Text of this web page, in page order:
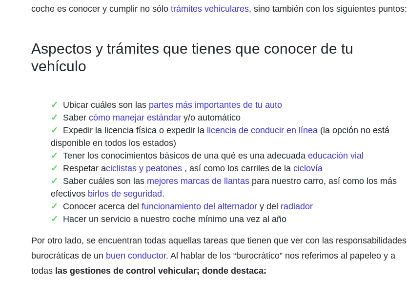
coche es conocer y cumplir no sólo trámites vehiculares, sino también con los siguientes puntos:
Aspectos y trámites que tienes que conocer de tu
vehículo
Ubicar cuáles son las partes más importantes de tu auto
Saber cómo manejar estándar y/o automático
Expedir la licencia física o expedir la licencia de conducir en línea (la opción no está
disponible en todos los estados)
Tener los conocimientos básicos de una qué es una adecuada educación vial
Respetar aciclistas y peatones , así como los carriles de la ciclovía
Saber cuáles son las mejores marcas de llantas para nuestro carro, así como los más
efectivos birlos de seguridad.
Conocer acerca del funcionamiento del alternador y del radiador
Hacer un servicio a nuestro coche mínimo una vez al año
Por otro lado, se encuentran todas aquellas tareas que tienen que ver con las responsabilidades
burocráticas de un buen conductor. Al hablar de los “burocrático” nos referimos al papeleo y a
todas las gestiones de control vehicular; donde destaca: